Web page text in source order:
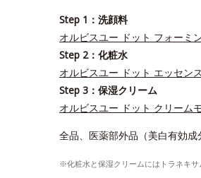
Step 1：洗顔料
オルビスユー ドット フォーミ
Step 2：化粧水
オルビスユー ドット エッセン
Step 3：保湿クリーム
オルビスユー ドット クリーム
全品、医薬部外品（美白有効成
※化粧水と保湿クリームにはトラネキサ